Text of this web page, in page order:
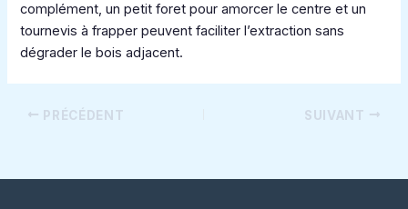
complément, un petit foret pour amorcer le centre et un
tournevis à frapper peuvent faciliter l’extraction sans
dégrader le bois adjacent.
PRÉCÉDENT SUIVANT